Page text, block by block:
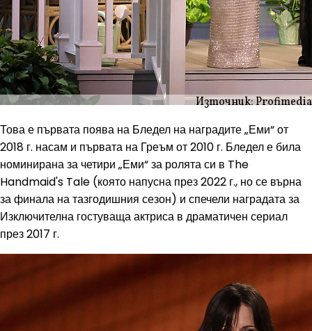
Източник: Profimedia
Това е първата поява на Бледел на наградите „Еми“ от
2018 г. насам и първата на Греъм от 2010 г. Бледел е била
номинирана за четири „Еми“ за ролята си в The
Handmaid's Tale (която напусна през 2022 г., но се върна
за финала на тазгодишния сезон) и спечели наградата за
Изключителна гостуваща актриса в драматичен сериал
през 2017 г.